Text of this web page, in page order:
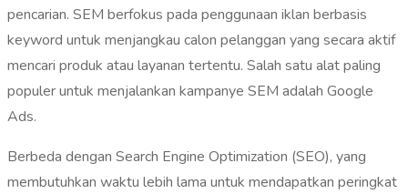
pencarian. SEM berfokus pada penggunaan iklan berbasis
keyword untuk menjangkau calon pelanggan yang secara aktif
mencari produk atau layanan tertentu. Salah satu alat paling
populer untuk menjalankan kampanye SEM adalah Google
Ads.
Berbeda dengan Search Engine Optimization (SEO), yang
membutuhkan waktu lebih lama untuk mendapatkan peringkat